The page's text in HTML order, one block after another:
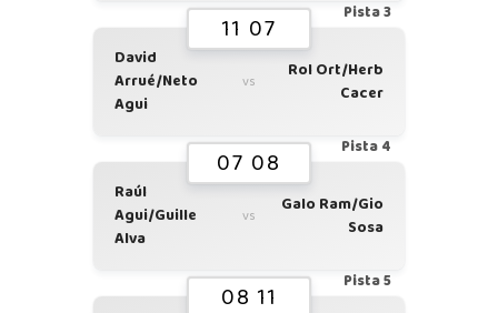
Pista 3
11 07
David
Arrué/Neto
Agui
vs
Rol Ort/Herb
Cacer
Pista 4
07 08
Raúl
Agui/Guille
Alva
vs
Galo Ram/Gio
Sosa
Pista 5
08 11